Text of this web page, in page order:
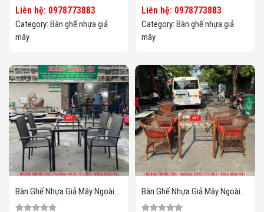
Liên hệ: 0978773883
Category: Bàn ghế nhựa giả
mây
Liên hệ: 0978773883
Category: Bàn ghế nhựa giả
mây
Bàn Ghế Nhựa Giả Mây Ngoài
Trời HTT131
Bàn Ghế Nhựa Giả Mây Ngoài
Trời HTT130